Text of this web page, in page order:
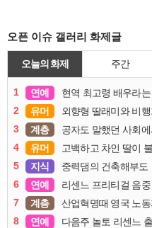
오픈 이슈 갤러리 화제글
오늘의 화제 주간
1 연예 현역 최고령 배우라
2
유머 외향형 딸래미와 비
3
계층 공자도 말했던 사회
4
유머 고백하고 차인 딸이
5
지식 중력댐의 건축해부도
6
연예 리센느 프리티걸 음
7
계층 산업혁명때 영국 노
8
연예 다음주 놀토 리센느 출